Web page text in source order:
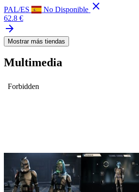
PAL/ES No Disponible close
62.8 €
arrow_forward
Mostrar más tiendas
Multimedia